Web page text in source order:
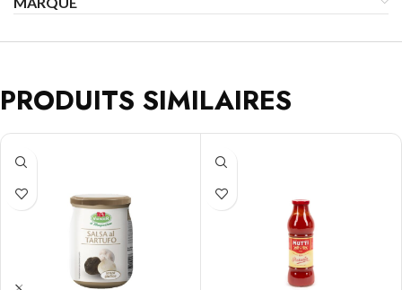
PRODUITS SIMILAIRES